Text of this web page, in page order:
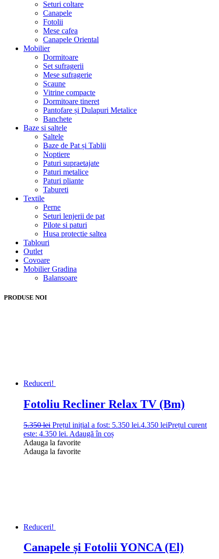
Seturi coltare
Canapele
Fotolii
Mese cafea
Canapele Oriental
Mobilier
Dormitoare
Set sufragerii
Mese sufragerie
Scaune
Vitrine compacte
Dormitoare tineret
Pantofare și Dulapuri Metalice
Banchete
Baze si saltele
Saltele
Baze de Pat și Tablii
Noptiere
Paturi supraetajate
Paturi metalice
Paturi pliante
Tabureti
Textile
Perne
Seturi lenjerii de pat
Pilote si paturi
Husa protectie saltea
Tablouri
Outlet
Covoare
Mobilier Gradina
Balansoare
PRODUSE NOI
Reduceri!
Fotoliu Recliner Relax TV (Bm)
5.350lei Prețul inițial a fost: 5.350 lei.4.350 leiPrețul curent
este: 4.350 lei. Adaugă în coș
Adauga la favorite
Adauga la favorite
Reduceri!
Canapele și Fotolii YONCA (El)